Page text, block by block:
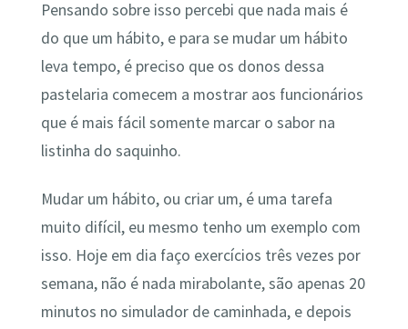
Pensando sobre isso percebi que nada mais é
do que um hábito, e para se mudar um hábito
leva tempo, é preciso que os donos dessa
pastelaria comecem a mostrar aos funcionários
que é mais fácil somente marcar o sabor na
listinha do saquinho.
Mudar um hábito, ou criar um, é uma tarefa
muito difícil, eu mesmo tenho um exemplo com
isso. Hoje em dia faço exercícios três vezes por
semana, não é nada mirabolante, são apenas 20
minutos no simulador de caminhada, e depois